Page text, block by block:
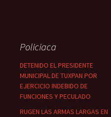
Policiaca
DETENIDO EL PRESIDENTE
MUNICIPAL DE TUXPAN POR
EJERCICIO INDEBIDO DE
FUNCIONES Y PECULADO
RUGEN LAS ARMAS LARGAS EN